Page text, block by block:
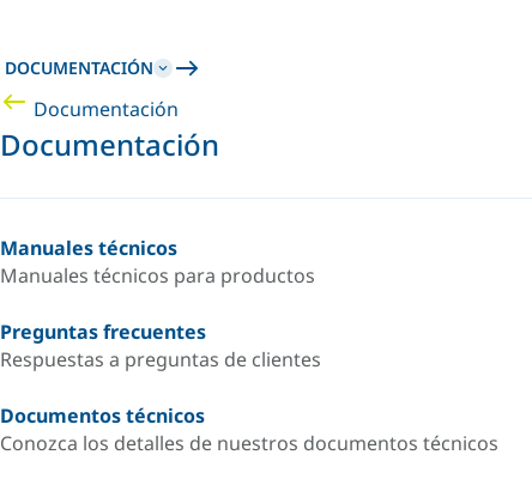
DOCUMENTACIÓN
Documentación
Documentación
Manuales técnicos
Manuales técnicos para productos
Preguntas frecuentes
Respuestas a preguntas de clientes
Documentos técnicos
Conozca los detalles de nuestros documentos técnicos